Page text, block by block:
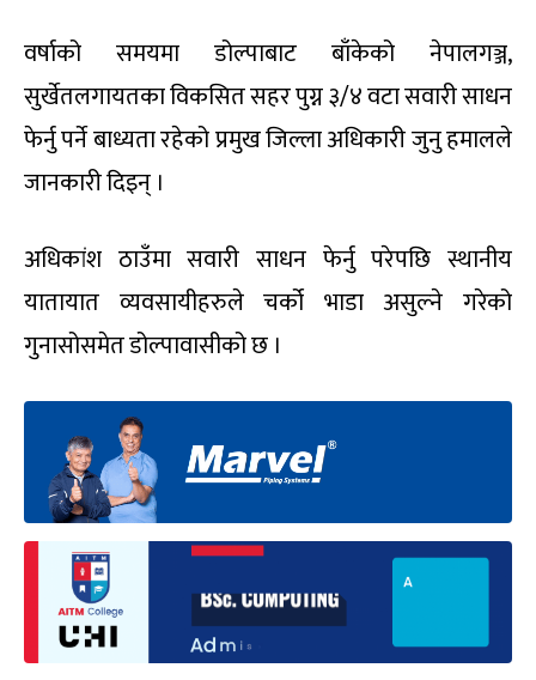
वर्षाको समयमा डोल्पाबाट बाँकेको नेपालगञ्ज,
सुर्खेतलगायतका विकसित सहर पुग्न ३/४ वटा सवारी साधन
फेर्नु पर्ने बाध्यता रहेको प्रमुख जिल्ला अधिकारी जुनु हमालले
जानकारी दिइन् ।
अधिकांश ठाउँमा सवारी साधन फेर्नु परेपछि स्थानीय
यातायात व्यवसायीहरुले चर्को भाडा असुल्ने गरेको
गुनासोसमेत डोल्पावासीको छ ।